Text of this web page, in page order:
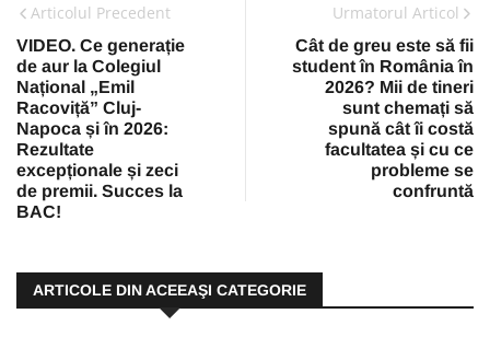
Articolul Precedent
VIDEO. Ce generație
de aur la Colegiul
Național „Emil
Racoviță” Cluj-
Napoca și în 2026:
Rezultate
excepționale și zeci
de premii. Succes la
BAC!
Urmatorul Articol
Cât de greu este să fii
student în România în
2026? Mii de tineri
sunt chemați să
spună cât îi costă
facultatea și cu ce
probleme se
confruntă
ARTICOLE DIN ACEEAŞI CATEGORIE